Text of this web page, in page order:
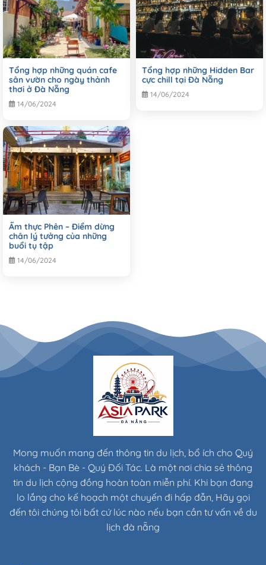
Tổng hợp những quán cafe
sân vườn cho ngày thảnh
thơi ở Đà Nẵng
14/06/2024
Tổng hợp những Hidden Bar
cực chill tại Đà Nẵng
14/06/2024
Ẩm thực Phên – Điểm dừng
chân lý tưởng của những
buổi tụ tập
14/06/2024
Mong muốn mang đến thông tin du lịch, bổ ích cho Quý
khách - Bạn Bè - Quý Đối Tác. Là một nơi chia sẻ thông
tin du lịch cộng đồng hoàn toàn miễn phí. Khi bạn đang
lo lắng cho kế hoạch một chuyến đi hấp đẫn, Hãy gọi
đến tôi chúng tôi bất cứ lúc nào nếu bạn cần tư vấn về du
lịch đà nẵng